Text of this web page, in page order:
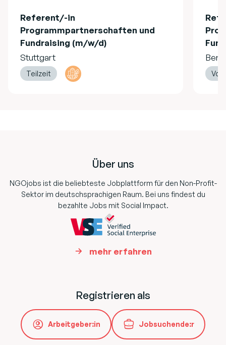
Referent/-in
Programmpartnerschaften und
Fundraising (m/w/d)
Stuttgart
Teilzeit
Über uns
NGOjobs ist die beliebteste Jobplattform für den Non-Profit-
Sektor im deutschsprachigen Raum. Bei uns findest du
bezahlte Jobs mit Social Impact.
mehr erfahren
Registrieren als
Arbeitgeber:in Jobsuchende:r